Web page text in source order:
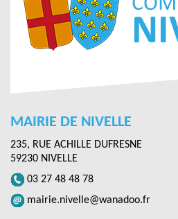
MAIRIE DE NIVELLE
235, RUE ACHILLE DUFRESNE
59230 NIVELLE
03 27 48 48 78
mairie.nivelle@wanadoo.fr